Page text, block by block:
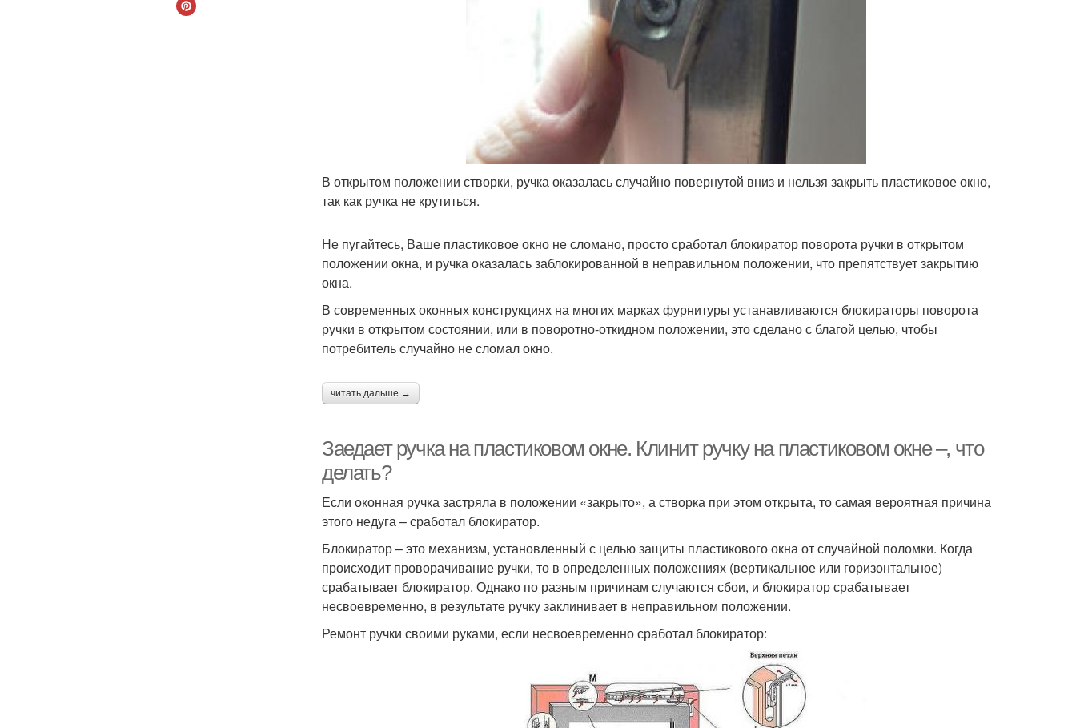
В открытом положении створки, ручка оказалась случайно повернутой вниз и нельзя закрыть пластиковое окно,
так как ручка не крутиться.
Не пугайтесь, Ваше пластиковое окно не сломано, просто сработал блокиратор поворота ручки в открытом
положении окна, и ручка оказалась заблокированной в неправильном положении, что препятствует закрытию
окна.
В современных оконных конструкциях на многих марках фурнитуры устанавливаются блокираторы поворота
ручки в открытом состоянии, или в поворотно-откидном положении, это сделано с благой целью, чтобы
потребитель случайно не сломал окно.
читать дальше →
Заедает ручка на пластиковом окне. Клинит ручку на пластиковом окне –, что
делать?
Если оконная ручка застряла в положении «закрыто», а створка при этом открыта, то самая вероятная причина
этого недуга – сработал блокиратор.
Блокиратор – это механизм, установленный с целью защиты пластикового окна от случайной поломки. Когда
происходит проворачивание ручки, то в определенных положениях (вертикальное или горизонтальное)
срабатывает блокиратор. Однако по разным причинам случаются сбои, и блокиратор срабатывает
несвоевременно, в результате ручку заклинивает в неправильном положении.
Ремонт ручки своими руками, если несвоевременно сработал блокиратор: